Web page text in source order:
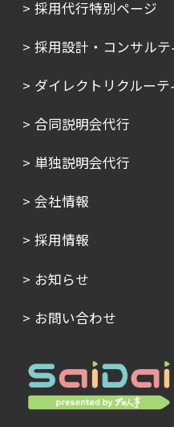
採用代行特別ページ
採用設計・コンサルテ
ダイレクトリクルー
合同説明会代行
単独説明会代行
会社情報
採用情報
お知らせ
お問い合わせ